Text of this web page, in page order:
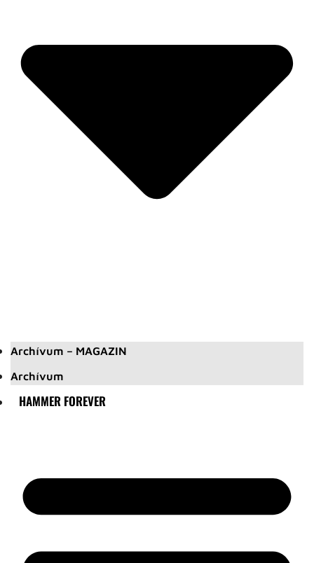
Archívum – MAGAZIN
Archívum
HAMMER FOREVER